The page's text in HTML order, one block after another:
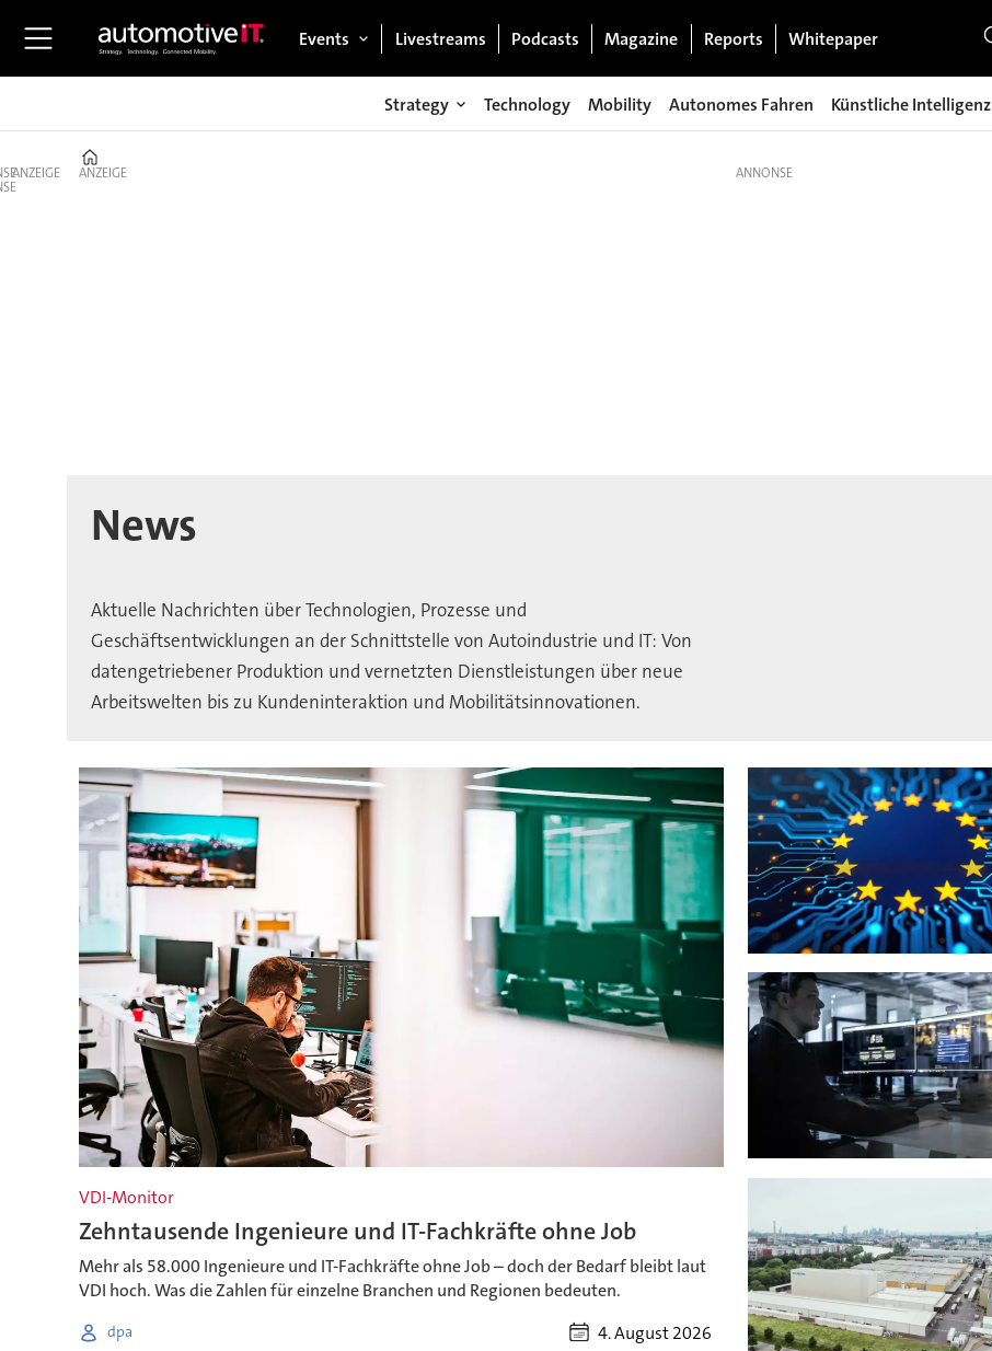
Events Livestreams Podcasts Magazine Reports Whitepaper
Strategy Technology Mobility Autonomes Fahren Künstliche Intelligenz
ANZEIGE ANZEIGE
News
Aktuelle Nachrichten über Technologien, Prozesse und
Geschäftsentwicklungen an der Schnittstelle von Autoindustrie und IT: Von
datengetriebener Produktion und vernetzten Dienstleistungen über neue
Arbeitswelten bis zu Kundeninteraktion und Mobilitätsinnovationen.
VDI-Monitor
Zehntausende Ingenieure und IT-Fachkräfte ohne Job
Mehr als 58.000 Ingenieure und IT-Fachkräfte ohne Job – doch der Bedarf bleibt laut
VDI hoch. Was die Zahlen für einzelne Branchen und Regionen bedeuten.
dpa 4. August 2026